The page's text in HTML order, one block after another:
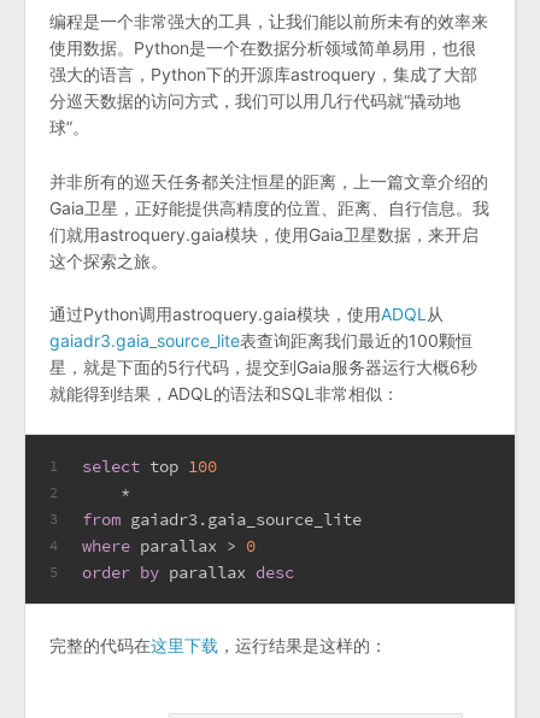
编程是一个非常强大的工具，让我们能以前所未有的效率来
使用数据。Python是一个在数据分析领域简单易用，也很
强大的语言，Python下的开源库astroquery，集成了大部
分巡天数据的访问方式，我们可以用几行代码就“撬动地
球”。
并非所有的巡天任务都关注恒星的距离，上一篇文章介绍的
Gaia卫星，正好能提供高精度的位置、距离、自行信息。我
们就用astroquery.gaia模块，使用Gaia卫星数据，来开启
这个探索之旅。
通过Python调用astroquery.gaia模块，使用ADQL 从
gaiadr3.gaia_source_lite表查询距离我们最近的100颗恒
星，就是下面的5行代码，提交到Gaia服务器运行大概6秒
就能得到结果，ADQL的语法和SQL非常相似：
1
2
3
4
5
select top 100
*
from gaiadr3.gaia_source_lite
where parallax > 0
order by parallax desc
完整的代码在这里下载 ，运行结果是这样的：